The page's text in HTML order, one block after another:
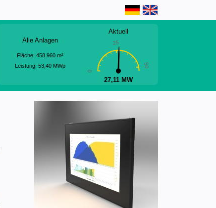
Alle Anlagen
Fläche: 458.960m²
Leistung: 53,40MWp
Aktuell
0
25
50
27,11 MW